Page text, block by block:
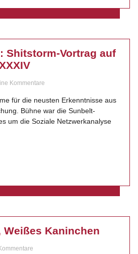
Shitstorm-Vortrag auf
Kommentare
für die neusten Erkenntnisse aus
Bühne war die Sunbelt-
um die Soziale Netzwerkanalyse
Weißes Kaninchen